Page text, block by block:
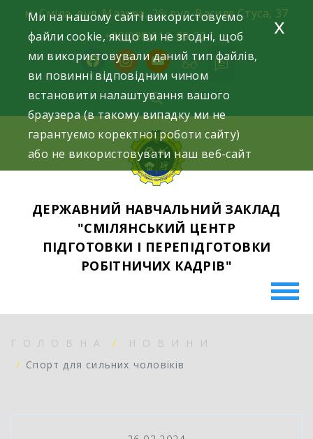
content
м. Сміла, вул. Мазура, 26; вул. Василя Стуса, 37
+38(098)612-69-32.
facebookinstagram
youtube
ДЕРЖАВНИЙ НАВЧАЛЬНИЙ ЗАКЛАД
"СМІЛЯНСЬКИЙ ЦЕНТР
ПІДГОТОВКИ І ПЕРЕПІДГОТОВКИ
РОБІТНИЧИХ КАДРІВ"
ГОЛОВНА
НОВИНИ
Спорт для сильних чоловіків
Ми на нашому сайті використовуємо
файли cookie, якщо ви не згодні, щоб
ми використовували даний тип файлів,
ви повинні відповідним чином
встановити налаштування вашого
браузера (в такому випадку ми не
гарантуємо коректної роботи сайту)
або не використовувати наш веб-сайт
x